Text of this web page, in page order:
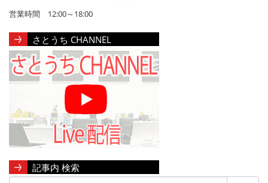
営業時間 12:00～18:00
さとうち CHANNEL
記事内 検索